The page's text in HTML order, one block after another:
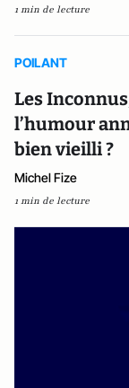
1 min de lecture
POILANT
Les
l’humour
bien vieilli ?
Michel Fize
1 min de lecture